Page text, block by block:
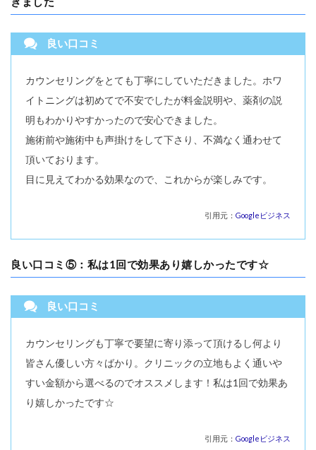
良い口コミ
カウンセリングをとても丁寧にしていただきました。ホワ
イトニングは初めてで不安でしたが料金説明や、薬剤の説
明もわかりやすかったので安心できました。
施術前や施術中も声掛けをして下さり、不満なく通わせて
頂いております。
目に見えてわかる効果なので、これからが楽しみです。
引用元： Googleビジネス
良い口コミ⑤：私は1回で効果あり嬉しかったです☆
良い口コミ
カウンセリングも丁寧で要望に寄り添って頂けるし何より
皆さん優しい方々ばかり。クリニックの立地もよく通いや
すい金額から選べるのでオススメします！私は1回で効果あ
り嬉しかったです☆
引用元： Googleビジネス